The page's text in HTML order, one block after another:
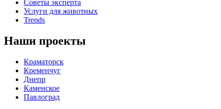
Советы эксперта
Услуги для животных
Trends
Наши проекты
Краматорск
Кременчуг
Днепр
Каменское
Павлоград